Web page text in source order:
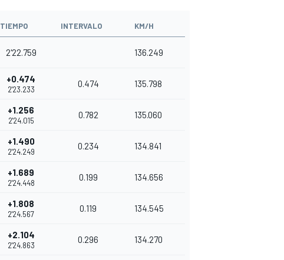
TIEMPO INTERVALO KM/H
2'22.759 136.249
+0.474
2'23.233
0.474 135.798
+1.256
2'24.015
0.782 135.060
+1.490
2'24.249
0.234 134.841
+1.689
2'24.448
0.199 134.656
+1.808
2'24.567
0.119 134.545
+2.104
2'24.863
0.296 134.270